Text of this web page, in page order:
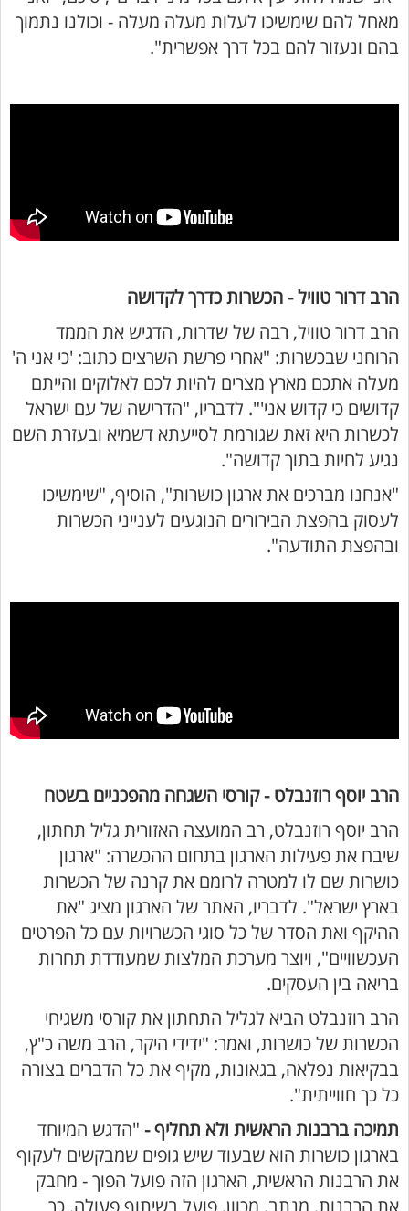
מאחל להם שימשיכו לעלות מעלה מעלה - וכולנו נתמוך
בהם ונעזור להם בכל דרך אפשרית".
הרב דרור טוויל - הכשרות כדרך לקדושה
הרב דרור טוויל, רבה של שדרות, הדגיש את הממד
הרוחני שבכשרות: "אחרי פרשת השרצים כתוב: 'כי אני ה'
מעלה אתכם מארץ מצרים להיות לכם לאלוקים והייתם
קדושים כי קדוש אני'". לדבריו, "הדרישה של עם ישראל
לכשרות היא זאת שגורמת לסייעתא דשמיא ובעזרת השם
נגיע לחיות בתוך קדושה".
"אנחנו מברכים את ארגון כושרות", הוסיף, "שימשיכו
לעסוק בהפצת הבירורים הנוגעים לענייני הכשרות
ובהפצת התודעה".
הרב יוסף רוזנבלט - קורסי השגחה מהפכניים בשטח
הרב יוסף רוזנבלט, רב המועצה האזורית גליל תחתון,
שיבח את פעילות הארגון בתחום ההכשרה: "ארגון
כושרות שם לו למטרה לרומם את קרנה של הכשרות
בארץ ישראל". לדבריו, האתר של הארגון מציג "את
ההיקף ואת הסדר של כל סוגי הכשרויות עם כל הפרטים
העכשוויים", ויוצר מערכת המלצות שמעודדת תחרות
בריאה בין העסקים.
הרב רוזנבלט הביא לגליל התחתון את קורסי משגיחי
הכשרות של כושרות, ואמר: "ידידי היקר, הרב משה כ"ץ,
בבקיאות נפלאה, בגאונות, מקיף את כל הדברים בצורה
כל כך חווייתית".
תמיכה ברבנות הראשית ולא תחליף - "הדגש המיוחד
בארגון כושרות הוא שבעוד שיש גופים שמבקשים לעקוף
את הרבנות הראשית, הארגון הזה פועל הפוך - מחבק
את הרבנות, מנתב, מכוון, פועל בשיתוף פעולה. כך